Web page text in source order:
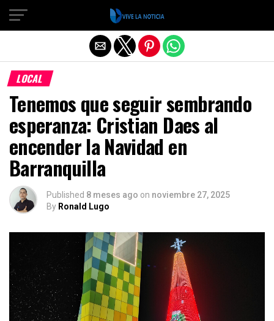
LOCAL
Tenemos que seguir sembrando
esperanza: Cristian Daes al
encender la Navidad en
Barranquilla
Published 8 meses ago on noviembre 27, 2025
By Ronald Lugo
Salir de la versión móvil